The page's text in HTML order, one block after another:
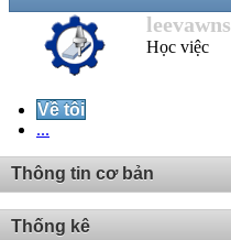
leevawns
Học việc
Về tôi
...
Thông tin cơ bản
Thống kê